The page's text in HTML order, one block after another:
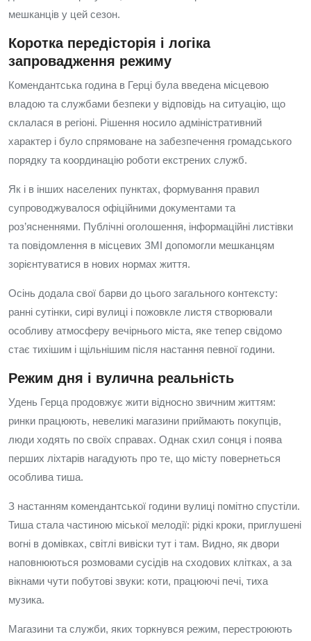
мешканців у цей сезон.
Коротка передісторія і логіка
запровадження режиму
Комендантська година в Герці була введена місцевою
владою та службами безпеки у відповідь на ситуацію, що
склалася в регіоні. Рішення носило адміністративний
характер і було спрямоване на забезпечення громадського
порядку та координацію роботи екстрених служб.
Як і в інших населених пунктах, формування правил
супроводжувалося офіційними документами та
роз’ясненнями. Публічні оголошення, інформаційні листівки
та повідомлення в місцевих ЗМІ допомогли мешканцям
зорієнтуватися в нових нормах життя.
Осінь додала свої барви до цього загального контексту:
ранні сутінки, сирі вулиці і пожовкле листя створювали
особливу атмосферу вечірнього міста, яке тепер свідомо
стає тихішим і щільнішим після настання певної години.
Режим дня і вулична реальність
Удень Герца продовжує жити відносно звичним життям:
ринки працюють, невеликі магазини приймають покупців,
люди ходять по своїх справах. Однак схил сонця і поява
перших ліхтарів нагадують про те, що місту повернеться
особлива тиша.
З настанням комендантської години вулиці помітно спустіли.
Тиша стала частиною міської мелодії: рідкі кроки, приглушені
вогні в домівках, світлі вивіски тут і там. Видно, як двори
наповнюються розмовами сусідів на сходових клітках, а за
вікнами чути побутові звуки: коти, працюючі печі, тиха
музика.
Магазини та служби, яких торкнувся режим, перестроюють